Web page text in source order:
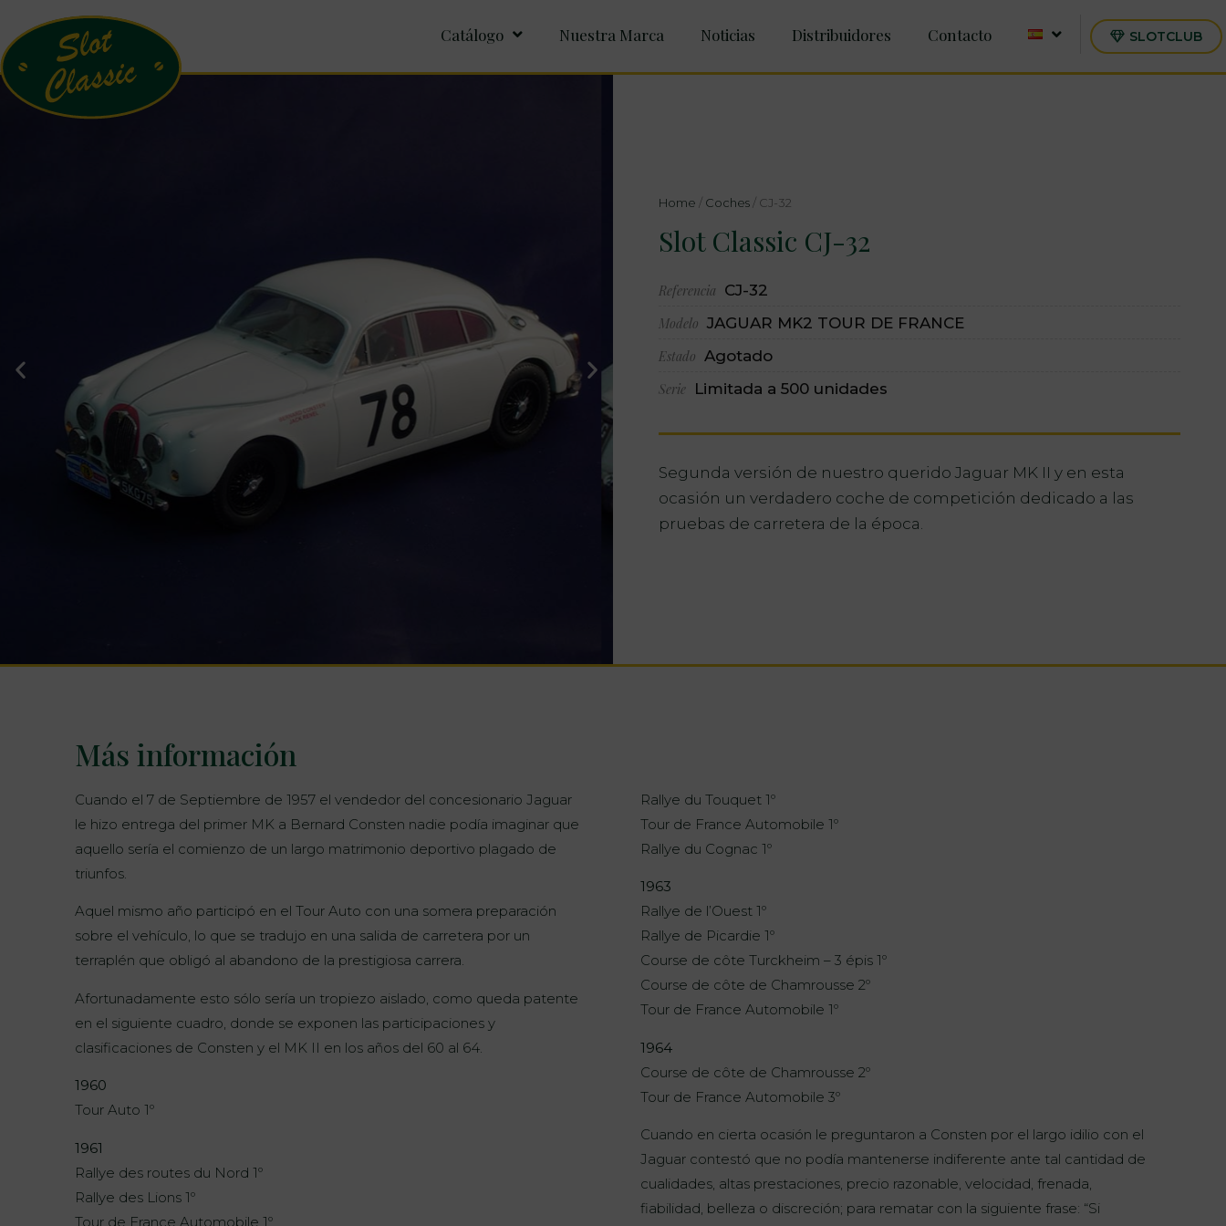
Catálogo Nuestra Marca Noticias Distribuidores Contacto SLOTCLUB
Home / Coches / CJ-32
Slot Classic CJ-32
Referencia CJ-32
Modelo JAGUAR MK2 TOUR DE FRANCE
Estado Agotado
Serie Limitada a 500 unidades
Segunda versión de nuestro querido Jaguar MK II y en esta
ocasión un verdadero coche de competición dedicado a las
pruebas de carretera de la época.
Más información
Cuando el 7 de Septiembre de 1957 el vendedor del concesionario Jaguar
le hizo entrega del primer MK a Bernard Consten nadie podía imaginar que
aquello sería el comienzo de un largo matrimonio deportivo plagado de
triunfos.
Aquel mismo año participó en el Tour Auto con una somera preparación
sobre el vehículo, lo que se tradujo en una salida de carretera por un
terraplén que obligó al abandono de la prestigiosa carrera.
Afortunadamente esto sólo sería un tropiezo aislado, como queda patente
en el siguiente cuadro, donde se exponen las participaciones y
clasificaciones de Consten y el MK II en los años del 60 al 64.
1960
Tour Auto 1º
1961
Rallye des routes du Nord 1º
Rallye des Lions 1º
Tour de France Automobile 1º
Rallye du Touquet 1º
Tour de France Automobile 1º
Rallye du Cognac 1º
1963
Rallye de l’Ouest 1º
Rallye de Picardie 1º
Course de côte Turckheim – 3 épis 1º
Course de côte de Chamrousse 2º
Tour de France Automobile 1º
1964
Course de côte de Chamrousse 2º
Tour de France Automobile 3º
Cuando en cierta ocasión le preguntaron a Consten por el largo idilio con el
Jaguar contestó que no podía mantenerse indiferente ante tal cantidad de
cualidades, altas prestaciones, precio razonable, velocidad, frenada,
fiabilidad, belleza o discreción; para rematar con la siguiente frase: “Si